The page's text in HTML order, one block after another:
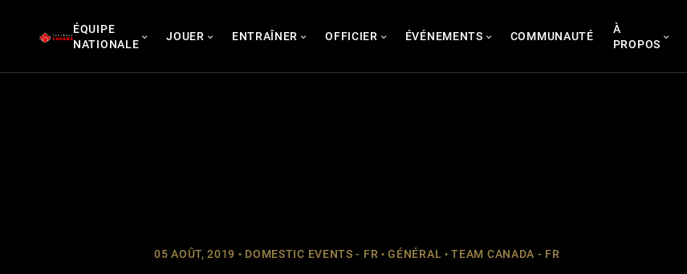
ÉQUIPE
NATIONALE
JOUER ENTRAÎNER OFFICIER ÉVÉNEMENTS COMMUNAUTÉ
À
PROPOS
05 AOÛT, 2019 DOMESTIC EVENTS - FR GÉNÉRAL TEAM CANADA - FR